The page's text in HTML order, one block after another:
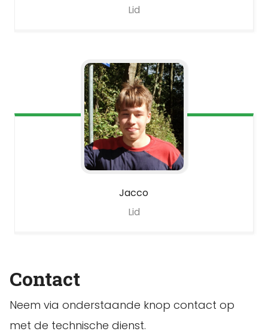
Lid
Jacco
Lid
Contact
Neem via onderstaande knop contact op
met de technische dienst.